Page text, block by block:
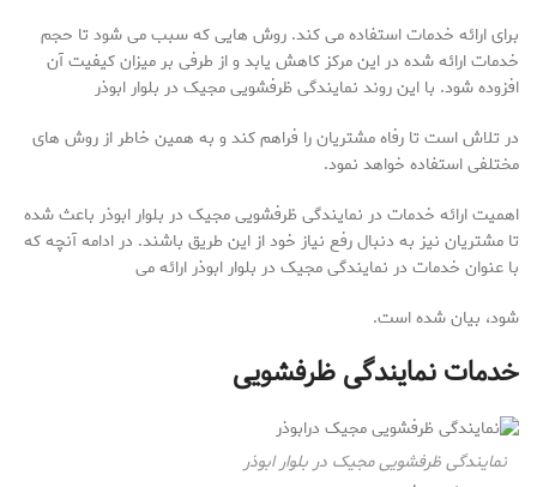
برای ارائه خدمات استفاده می کند. روش هایی که سبب می شود تا حجم
خدمات ارائه شده در این مرکز کاهش یابد و از طرفی بر میزان کیفیت آن
افزوده شود. با این روند نمایندگی ظرفشویی مجیک در بلوار ابوذر
در تلاش است تا رفاه مشتریان را فراهم کند و به همین خاطر از روش های
مختلفی استفاده خواهد نمود.
اهمیت ارائه خدمات در نمایندگی ظرفشویی مجیک در بلوار ابوذر باعث شده
تا مشتریان نیز به دنبال رفع نیاز خود از این طریق باشند. در ادامه آنچه که
با عنوان خدمات در نمایندگی مجیک در بلوار ابوذر ارائه می
شود، بیان شده است.
خدمات نمایندگی ظرفشویی
نمایندگی ظرفشویی مجیک در بلوار ابوذر